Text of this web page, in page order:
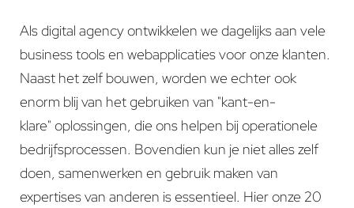
Als digital agency ontwikkelen we dagelijks aan vele
business tools en webapplicaties voor onze klanten.
Naast het zelf bouwen, worden we echter ook
enorm blij van het gebruiken van "kant-en-
klare" oplossingen, die ons helpen bij operationele
bedrijfsprocessen. Bovendien kun je niet alles zelf
doen, samenwerken en gebruik maken van
expertises van anderen is essentieel. Hier onze 20